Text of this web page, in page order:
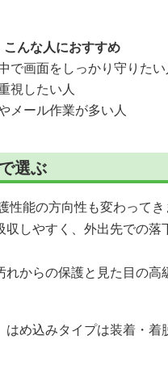
こんな人におすすめ
で画面をしっかり守りた
視したい人
メール作業が多い人
選ぶ
性能の方向性も変わって
しやすく、外出先での
からの保護と見た目の
はめ込みタイプは装着・